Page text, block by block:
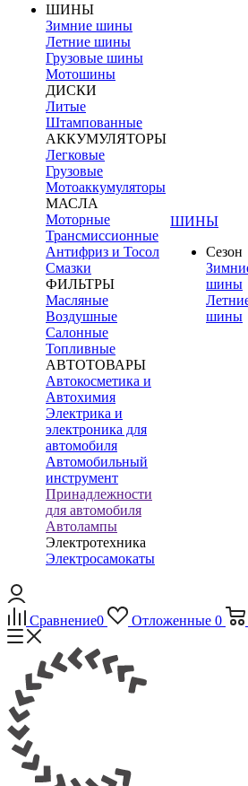
ШИНЫ
Зимние шины
Летние шины
Грузовые шины
Мотошины
ДИСКИ
Литые
Штампованные
АККУМУЛЯТОРЫ
Легковые
Грузовые
Мотоаккумуляторы
МАСЛА
Моторные
Трансмиссионные
Антифриз и Тосол
Смазки
ФИЛЬТРЫ
Масляные
Воздушные
Салонные
Топливные
АВТОТОВАРЫ
Автокосметика и
Автохимия
Электрика и
электроника для
автомобиля
Автомобильный
инструмент
Принадлежности
для автомобиля
Автолампы
Электротехника
Электросамокаты
ШИНЫ
Сезон
шины
шины
Сравнение0 Отложенные 0